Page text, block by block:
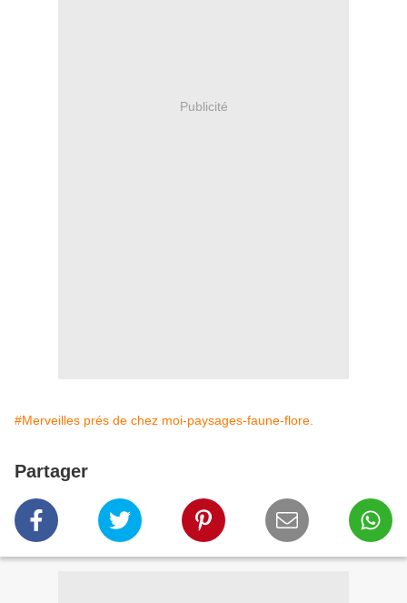
Publicité
#Merveilles prés de chez moi-paysages-faune-flore.
Partager